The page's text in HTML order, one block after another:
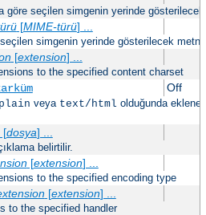
göre seçilen simgenin yerinde
[MIME-türü] ...
simgenin yerinde gösterilecek metni
[extension] ...
to the specified content charset
Off
veya text/html olduğunda
[dosya] ...
belirtilir.
[extension] ...
to the specified encoding type
[extension] ...
to the specified handler